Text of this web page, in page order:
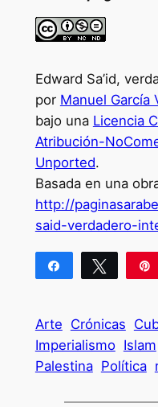
Edward Sa’id,
por Manuel García
bajo una Licencia
Atribución-
Unported.
Basada en una
http://
said-verdadero-
Compartir Twittear
Arte Crónicas
Imperialismo Islam
Palestina Política